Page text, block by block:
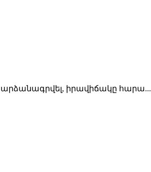
արձանագրվել, իրավիճակը հարա...